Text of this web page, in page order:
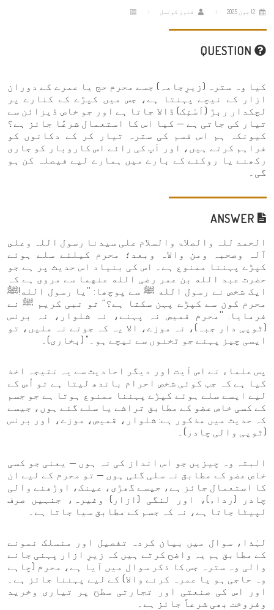
فتویٰ کونسل
کیا وہ سترہ (زیرِجامہ) جسے محرم حج یا عمرے کے دوران
ازار کے نیچے پہنتا ہے، جس میں کپڑے کے کنارے پر
لچکدار ربڑ (اَسْتِک) ڈالا جاتا ہے اور جو خاص ڈیزائن سے
تیار کی جاتی ہے — کیا اس کا استعمال شرعًا جائز ہے؟
کیونکہ ہم اس قسم کی سترہ تیار کر کے دکانوں کو
فراہم کرتے ہیں، اور آپ کی رائے اس کاروبار کو جاری
رکھنے یا روکنے کے بارے میں ہمارے لیے فیصلہ کن ہو
گی۔
الحمد للہ والصلاۃ والسلام علی سیدنا رسول اللہ وعلى
آلہ وصحبہ ومن والاہ وبعد؛ محرم کیلئے سلے ہوئے
کپڑے پہننا ممنوع ہے۔ اس کی بنیاد اس حدیث پر ہے جو
حضرت عبد الله بن عمر رضی الله عنهما سے مروی ہے کہ
ایک شخص نے رسول الله ﷺ سے پوچھا: ’’یا رسول الله!ﷺ
محرم کون سے کپڑے پہن سکتا ہے؟‘‘ تو نبی کریم ﷺ نے
فرمایا: ''محرم قمیص نہ پہنے، نہ شلوار، نہ برنس
(ٹوپی دار جبہ)، نہ موزے، الا یہ کہ جوتے نہ ملیں، تو
ایسی چیز پہنے جو ٹخنوں سے نیچے ہو۔" (بخاری)۔
پس علماء نے اس آیت اور دیگر احادیث سے یہ نتیجہ اخذ
کیا ہے کہ جب کوئی شخص احرام باندھ لیتا ہے تو اُس کے
لیے ایسے سلے ہوئے کپڑے پہننا ممنوع ہوتا ہے جو جسم
کے کسی خاص عضو کے مطابق تراشے یا سلے گئے ہوں، جیسے
کہ حدیث میں مذکور ہے: شلوار، قمیص، موزے، اور برنس
(ٹوپی والی چادر)۔
البتہ وہ چیزیں جو اس انداز کی نہ ہوں — یعنی جو کسی
خاص عضو کے مطابق نہ سلی گئی ہوں — تو محرم کے لیے ان
کا استعمال جائز ہے، جیسے گھڑی، عینک، اوڑھنے والی
چادر (رداء)، اور لنگی (ازار) وغیرہ، جنہیں صرف
لپیٹا جاتا ہے، نہ کہ جسم کے مطابق سیا جاتا ہے۔
لہٰذا، سوال میں بیان کردہ تفصیل اور منسلک نمونے
کے مطابق ہم یہ واضح کرتے ہیں کہ زیرِ ازار پہنی جانے
والی وہ سترہ جس کا ذکر سوال میں آیا ہے، محرم (چاہے
وہ حاجی ہو یا عمرہ کرنے والا) کے لیے پہننا جائز ہے۔
اور اس کی صنعتی اور تجارتی سطح پر تیاری وخرید
وفروخت بھی شرعاً جائز ہے۔